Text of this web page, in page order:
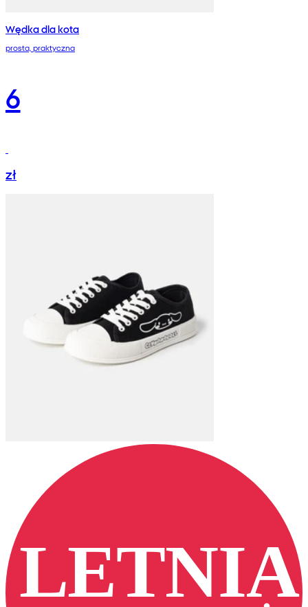
Wędka dla kota
prosta, praktyczna
6
zł